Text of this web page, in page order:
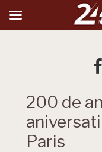
200 de
Paris